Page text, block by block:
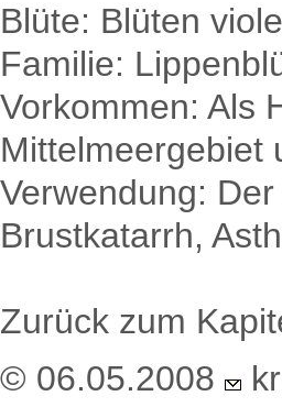
Blüte: Blüten
Familie:
Vorkommen: Als
Mittelmeergebiet
Verwendung:
Brustkatarrh,
Zurück zum
© 06.05.2008